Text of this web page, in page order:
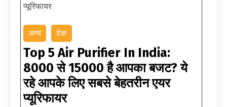
प्यूरिफायर
अन्य टेक
Top 5 Air Purifier In India:
₹8000 से ₹15000 है आपका बजट? ये
रहे आपके लिए सबसे बेहतरीन एयर
प्यूरिफायर